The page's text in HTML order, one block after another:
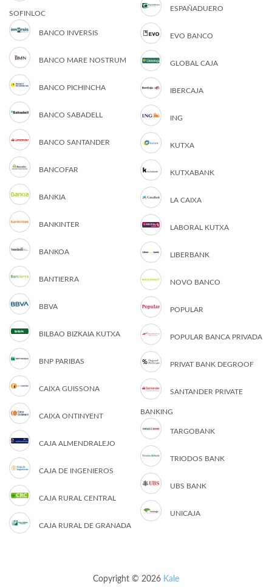
SOFINLOC
BANCO INVERSIS
BANCO MARE NOSTRUM
BANCO PICHINCHA
BANCO SABADELL
BANCO SANTANDER
BANCOFAR
BANKIA
BANKINTER
BANKOA
BANTIERRA
BBVA
BILBAO BIZKAIA KUTXA
BNP PARIBAS
CAIXA GUISSONA
CAIXA ONTINYENT
CAJA ALMENDRALEJO
CAJA DE INGENIEROS
CAJA RURAL CENTRAL
CAJA RURAL DE GRANADA
ESPAÑADUERO
EVO BANCO
GLOBAL CAJA
IBERCAJA
ING
KUTXA
KUTXABANK
LA CAIXA
LABORAL KUTXA
LIBERBANK
NOVO BANCO
POPULAR
POPULAR BANCA PRIVADA
PRIVAT BANK DEGROOF
SANTANDER PRIVATE
BANKING
TARGOBANK
TRIODOS BANK
UBS BANK
UNICAJA
Copyright © 2026 Kale